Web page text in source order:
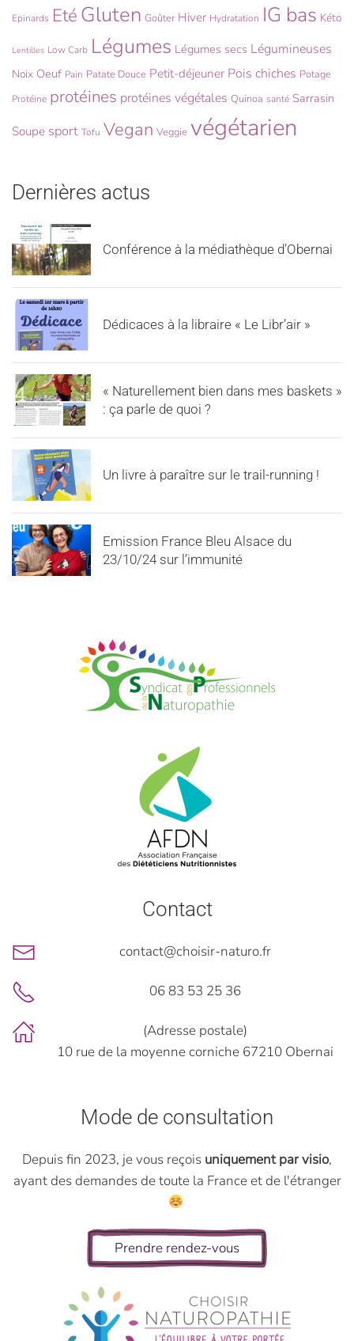
Epinards Eté Gluten Goûter Hiver Hydratation IG bas Kéto
Lentilles Low Carb Légumes Légumes secs Légumineuses
Noix Oeuf Pain Patate Douce Petit-déjeuner Pois chiches Potage
Protéine protéines protéines végétales Quinoa santé Sarrasin
Soupe sport Tofu Vegan Veggie végétarien
Dernières actus
Conférence à la médiathèque d’Obernai
Dédicaces à la libraire « Le Libr’air »
« Naturellement bien dans mes baskets »
: ça parle de quoi ?
Un livre à paraître sur le trail-running !
Emission France Bleu Alsace du
23/10/24 sur l’immunité
Contact
contact@choisir-naturo.fr
06 83 53 25 36
(Adresse postale)
10 rue de la moyenne corniche 67210 Obernai
Mode de consultation
Depuis fin 2023, je vous reçois uniquement par visio,
ayant des demandes de toute la France et de l'étranger
Prendre rendez-vous